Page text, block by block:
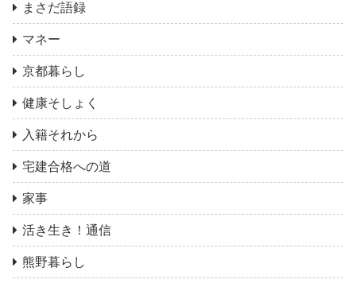
まさだ語録
マネー
京都暮らし
健康そしょく
入籍それから
宅建合格への道
家事
活き生き！通信
熊野暮らし